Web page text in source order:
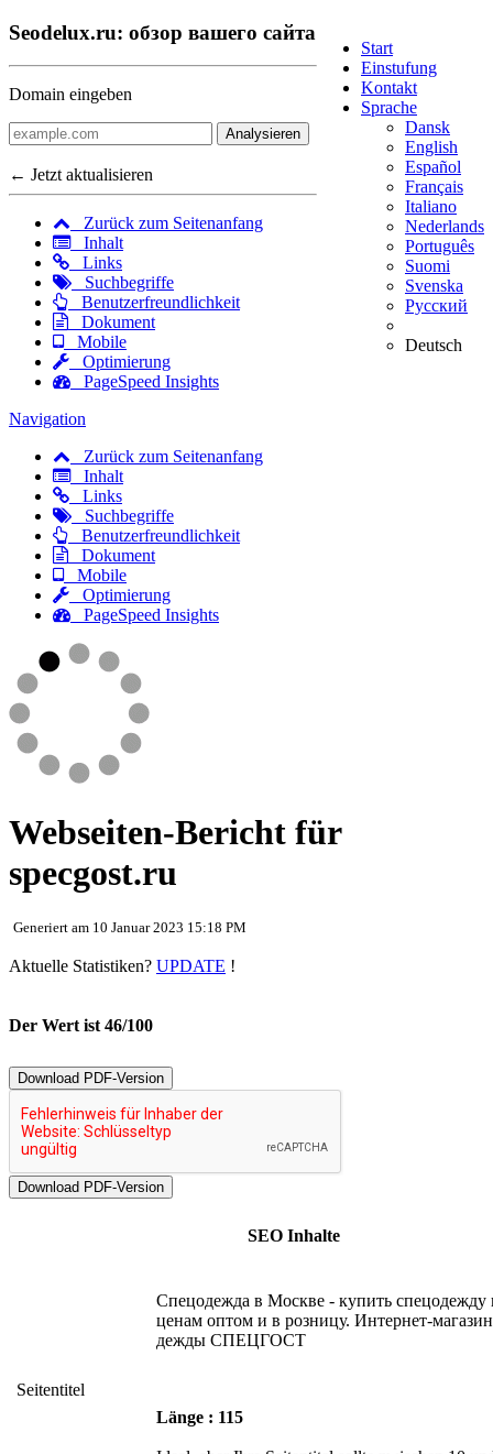
Start
Einstufung
Kontakt
Sprache
Dansk
English
Español
Français
Italiano
Nederlands
Português
Suomi
Svenska
Русский
Deutsch
Seodelux.ru: обзор вашего сайта
Domain eingeben
Analysieren
← Jetzt aktualisieren
Zurück zum Seitenanfang
Inhalt
Links
Suchbegriffe
Benutzerfreundlichkeit
Dokument
Mobile
Optimierung
PageSpeed Insights
Navigation
Zurück zum Seitenanfang
Inhalt
Links
Suchbegriffe
Benutzerfreundlichkeit
Dokument
Mobile
Optimierung
PageSpeed Insights
Webseiten-Bericht für
specgost.ru
Generiert am 10 Januar 2023 15:18 PM
Aktuelle Statistiken? UPDATE !
Der Wert ist 46/100
Download PDF-Version
SEO Inhalte
Seitentitel
Спецодежда в Москве - купить спецодежду
ценам оптом и в розницу. Интернет-
дежды СПЕЦГОСТ
Länge : 115